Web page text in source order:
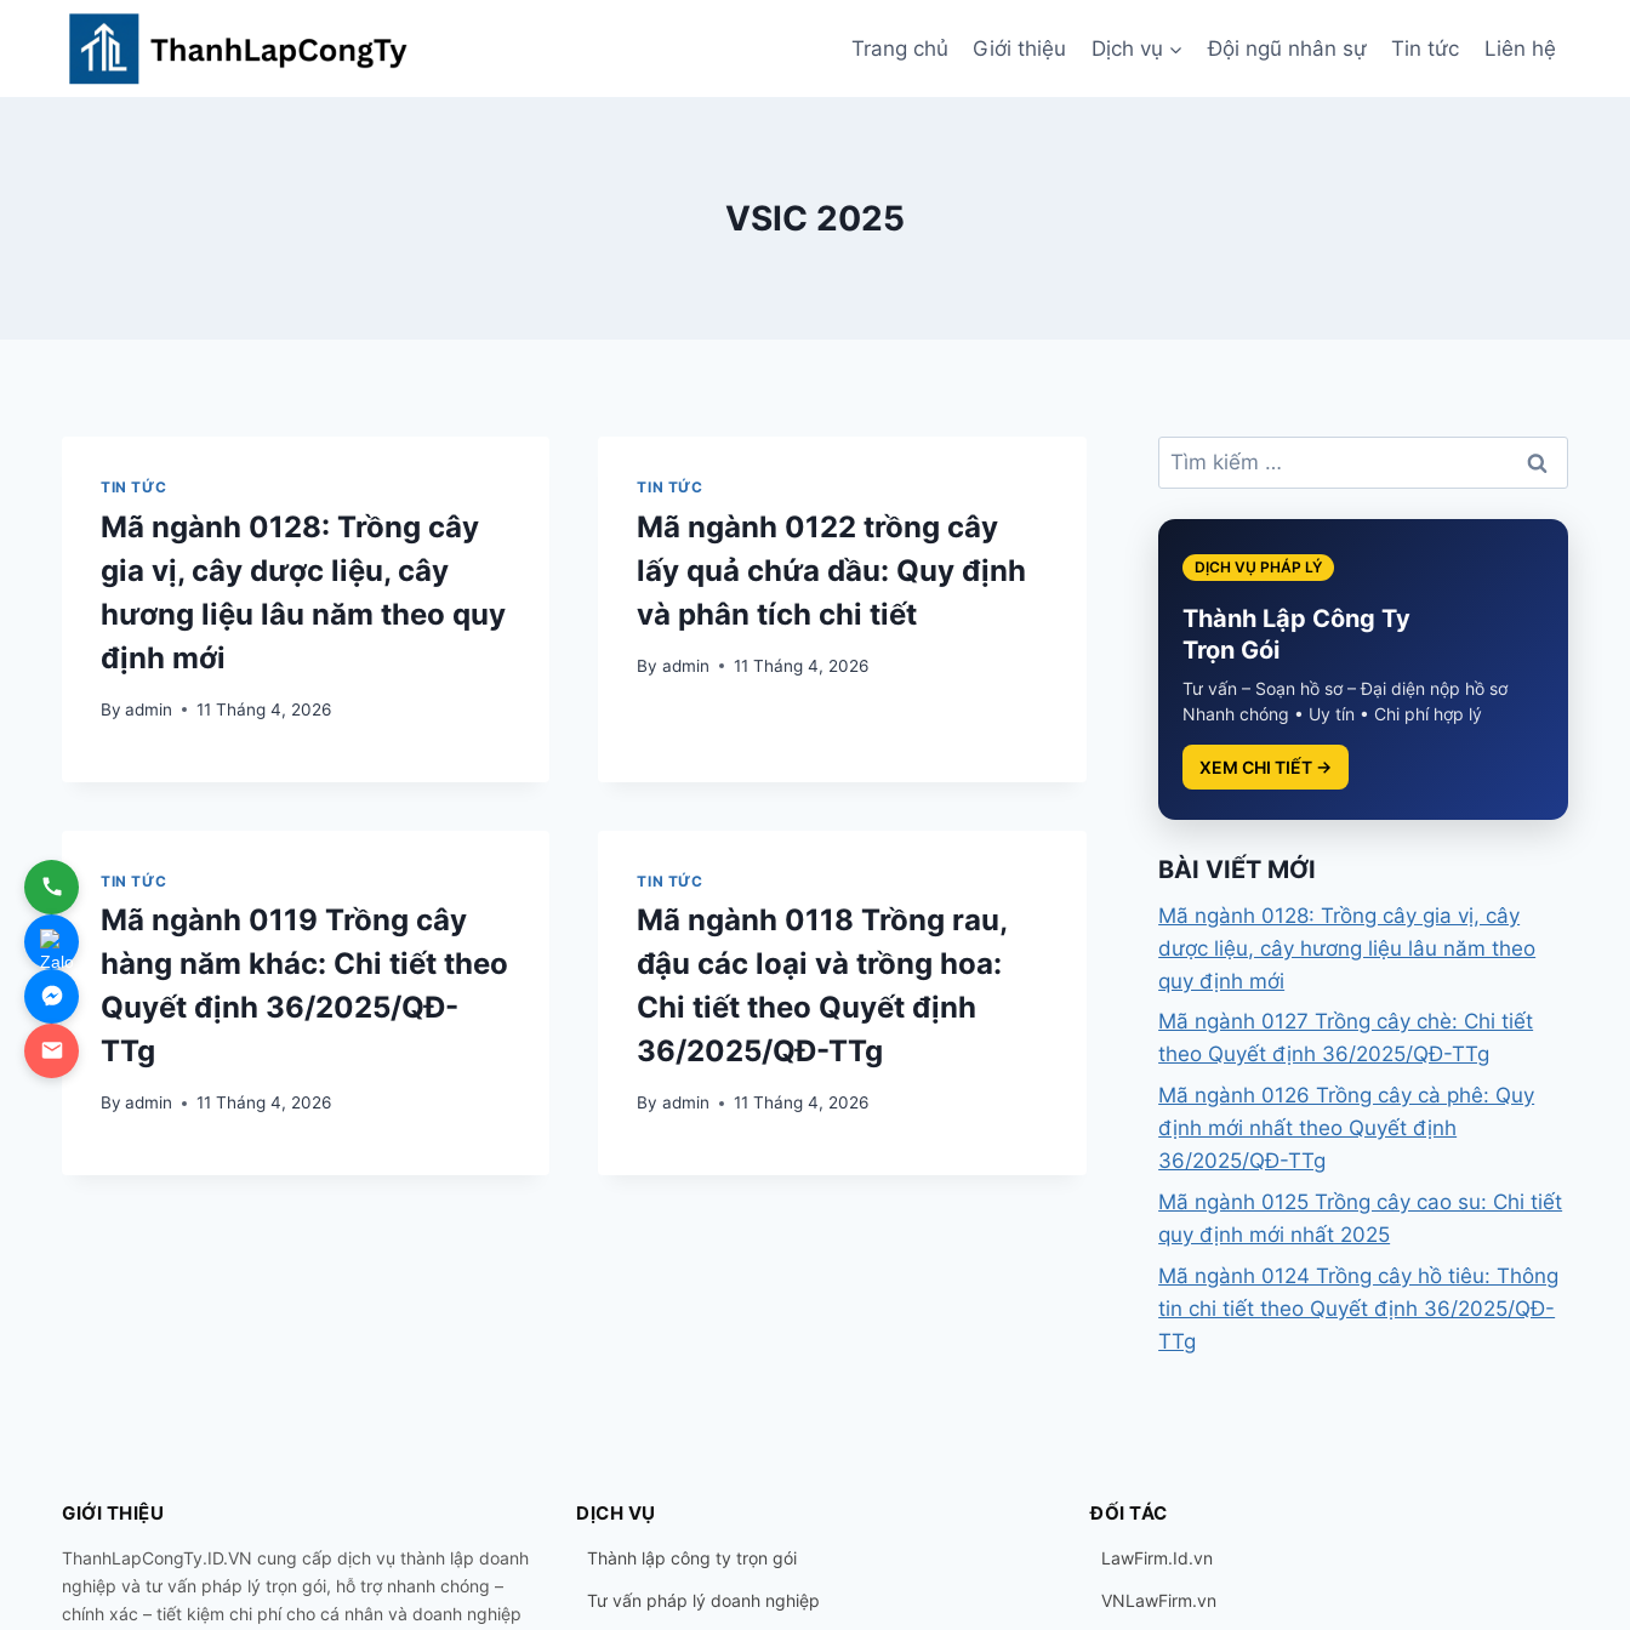
content
Trang chủ Giới thiệu Dịch vụ Đội ngũ nhân sự Tin tức Liên hệ
VSIC 2025
TIN TỨC
Mã ngành 0128: Trồng cây
gia vị, cây dược liệu, cây
hương liệu lâu năm theo quy
định mới
By admin 11 Tháng 4, 2026
TIN TỨC
Mã ngành 0122 trồng cây
lấy quả chứa dầu: Quy định
và phân tích chi tiết
By admin 11 Tháng 4, 2026
TIN TỨC
Mã ngành 0119 Trồng cây
hàng năm khác: Chi tiết theo
Quyết định 36/2025/QĐ-
TTg
By admin 11 Tháng 4, 2026
TIN TỨC
Mã ngành 0118 Trồng rau,
đậu các loại và trồng hoa:
Chi tiết theo Quyết định
36/2025/QĐ-TTg
By admin 11 Tháng 4, 2026
Tìm
kiếm
cho:
DỊCH VỤ PHÁP LÝ
Thành Lập Công Ty
Trọn Gói
Tư vấn – Soạn hồ sơ – Đại diện nộp hồ sơ
Nhanh chóng • Uy tín • Chi phí hợp lý
XEM CHI TIẾT →
BÀI VIẾT MỚI
Mã ngành 0128: Trồng cây gia vị, cây
dược liệu, cây hương liệu lâu năm theo
quy định mới
Mã ngành 0127 Trồng cây chè: Chi tiết
theo Quyết định 36/2025/QĐ-TTg
Mã ngành 0126 Trồng cây cà phê: Quy
định mới nhất theo Quyết định
36/2025/QĐ-TTg
Mã ngành 0125 Trồng cây cao su: Chi tiết
quy định mới nhất 2025
Mã ngành 0124 Trồng cây hồ tiêu: Thông
tin chi tiết theo Quyết định 36/2025/QĐ-
TTg
GIỚI THIỆU
ThanhLapCongTy.ID.VN cung cấp dịch vụ thành lập doanh
nghiệp và tư vấn pháp lý trọn gói, hỗ trợ nhanh chóng –
chính xác – tiết kiệm chi phí cho cá nhân và doanh nghiệp
DỊCH VỤ
Thành lập công ty trọn gói
Tư vấn pháp lý doanh nghiệp
ĐỐI TÁC
LawFirm.Id.vn
VNLawFirm.vn